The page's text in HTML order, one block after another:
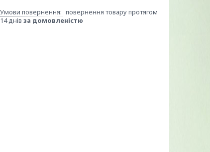
повернення товару протягом
14 днів за домовленістю